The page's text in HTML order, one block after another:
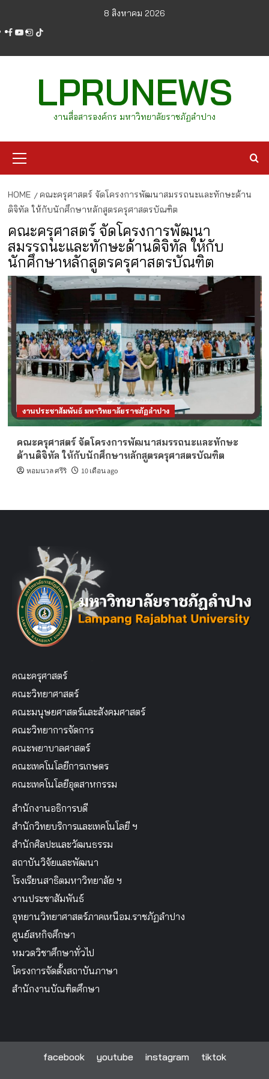
content
8 สิงหาคม 2026
facebook
youtube
instagram
tiktok
LPRUNEWS
งานสื่อสารองค์กร มหาวิทยาลัยราชภัฏลำปาง
Menu
HOME
คณะครุศาสตร์ จัดโครงการพัฒนาสมรรถนะและทักษะด้าน
ดิจิทัล ให้กับนักศึกษาหลักสูตรครุศาสตรบัณฑิต
คณะครุศาสตร์ จัดโครงการพัฒนา
สมรรถนะและทักษะด้านดิจิทัล ให้กับ
นักศึกษาหลักสูตรครุศาสตรบัณฑิต
งานประชาสัมพันธ์ มหาวิทยาลัยราชภัฏลำปาง
คณะครุศาสตร์ จัดโครงการพัฒนาสมรรถนะและทักษะ
ด้านดิจิทัล ให้กับนักศึกษาหลักสูตรครุศาสตรบัณฑิต
หอมนวล ศรีริ 10 เดือน ago
คณะครุศาสตร์
คณะวิทยาศาสตร์
คณะมนุษยศาสตร์และสังคมศาสตร์
คณะวิทยาการจัดการ
คณะพยาบาลศาสตร์
คณะเทคโนโลยีการเกษตร
คณะเทคโนโลยีอุตสาหกรรม
สำนักงานอธิการบดี
สำนักวิทยบริการและเทคโนโลยี ฯ
สำนักศิลปะและวัฒนธรรม
สถาบันวิจัยและพัฒนา
โรงเรียนสาธิตมหาวิทยาลัย ฯ
งานประชาสัมพันธ์
อุทยานวิทยาศาสตร์ภาคเหนือม.ราชภัฏลำปาง
ศูนย์สหกิจศึกษา
หมวดวิชาศึกษาทั่วไป
โครงการจัดตั้งสถาบันภาษา
สำนักงานบัณฑิตศึกษา
facebook youtube instagram tiktok